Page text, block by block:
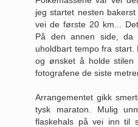
jeg startet nesten
vei de første 20 km...
På den annen side,
uholdbart tempo fra start.
og ønsket å holde
fotografene de siste
Arrangementet gikk
tysk maraton. Mulig
flaskehals på vei inn til